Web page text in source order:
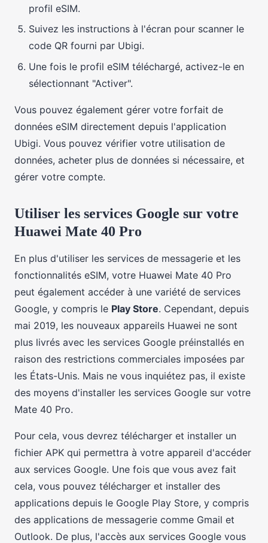
profil eSIM.
Suivez les instructions à l'écran pour scanner le
code QR fourni par Ubigi.
Une fois le profil eSIM téléchargé, activez-le en
sélectionnant "Activer".
Vous pouvez également gérer votre forfait de
données eSIM directement depuis l'application
Ubigi. Vous pouvez vérifier votre utilisation de
données, acheter plus de données si nécessaire, et
gérer votre compte.
Utiliser les services Google sur votre
Huawei Mate 40 Pro
En plus d'utiliser les services de messagerie et les
fonctionnalités eSIM, votre Huawei Mate 40 Pro
peut également accéder à une variété de services
Google, y compris le Play Store. Cependant, depuis
mai 2019, les nouveaux appareils Huawei ne sont
plus livrés avec les services Google préinstallés en
raison des restrictions commerciales imposées par
les États-Unis. Mais ne vous inquiétez pas, il existe
des moyens d'installer les services Google sur votre
Mate 40 Pro.
Pour cela, vous devrez télécharger et installer un
fichier APK qui permettra à votre appareil d'accéder
aux services Google. Une fois que vous avez fait
cela, vous pouvez télécharger et installer des
applications depuis le Google Play Store, y compris
des applications de messagerie comme Gmail et
Outlook. De plus, l'accès aux services Google vous